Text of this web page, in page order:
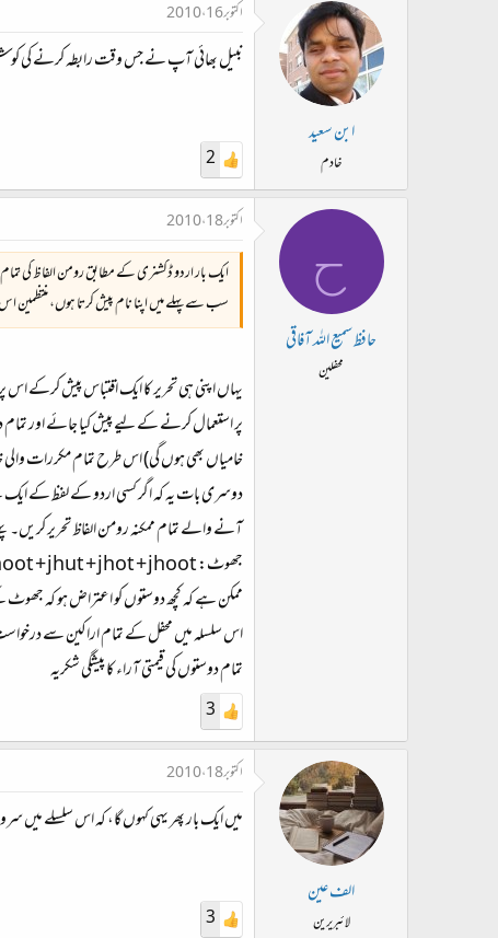
ابن سعید
خادم
اکتوبر 16، 2010
نبیل بھائی آپ نے جس وقت رابطہ کرنے کی
2
ح
حافظ سمیع اللہ آفاقی
محفلین
اکتوبر 18، 2010
ایک بار اردو ڈکشنری کے مطابق رومن الفاظ کی
سب سے پہلے میں اپنا نام پیش کرتا ہوں، منتظمین
یہاں اپنی ہی تحریر کا ایک اقتباس پیش کرکے اس
پر استعمال کرنے کے لیے پیش کیا جائے اور
خامیاں بھی ہوں گی) اس طرح تمام مکررات
دوسری بات یہ کہ اگر کسی اردو کے لفظ کے
آنے والے تمام ممکنہ رومن الفاظ تحریر کریں۔
جھوٹ: ghut + ghot + ghoot + jhut + jhot + jhoot وغیرہ۔
اس سلسلہ میں محفل کے تمام اراکین سے
تمام دوستوں کی قیمتی آراء کا پیشگی شکریہ
3
الف عین
لائبریرین
اکتوبر 18، 2010
میں ایک بار پھر یہی کہوں گا، کہ اس سلسلے میں
3